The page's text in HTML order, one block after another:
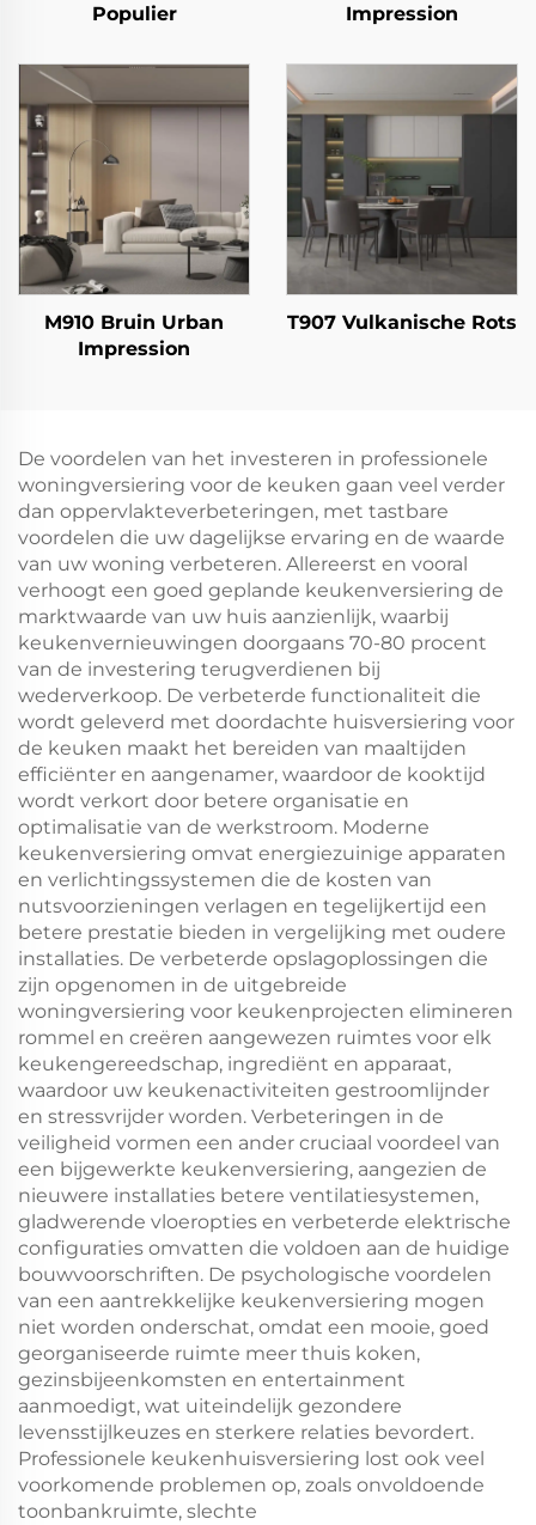
Populier
Impression
M910 Bruin Urban
Impression
T907 Vulkanische Rots
De voordelen van het investeren in professionele
woningversiering voor de keuken gaan veel verder
dan oppervlakteverbeteringen, met tastbare
voordelen die uw dagelijkse ervaring en de waarde
van uw woning verbeteren. Allereerst en vooral
verhoogt een goed geplande keukenversiering de
marktwaarde van uw huis aanzienlijk, waarbij
keukenvernieuwingen doorgaans 70-80 procent
van de investering terugverdienen bij
wederverkoop. De verbeterde functionaliteit die
wordt geleverd met doordachte huisversiering voor
de keuken maakt het bereiden van maaltijden
efficiënter en aangenamer, waardoor de kooktijd
wordt verkort door betere organisatie en
optimalisatie van de werkstroom. Moderne
keukenversiering omvat energiezuinige apparaten
en verlichtingssystemen die de kosten van
nutsvoorzieningen verlagen en tegelijkertijd een
betere prestatie bieden in vergelijking met oudere
installaties. De verbeterde opslagoplossingen die
zijn opgenomen in de uitgebreide
woningversiering voor keukenprojecten elimineren
rommel en creëren aangewezen ruimtes voor elk
keukengereedschap, ingrediënt en apparaat,
waardoor uw keukenactiviteiten gestroomlijnder
en stressvrijder worden. Verbeteringen in de
veiligheid vormen een ander cruciaal voordeel van
een bijgewerkte keukenversiering, aangezien de
nieuwere installaties betere ventilatiesystemen,
gladwerende vloeropties en verbeterde elektrische
configuraties omvatten die voldoen aan de huidige
bouwvoorschriften. De psychologische voordelen
van een aantrekkelijke keukenversiering mogen
niet worden onderschat, omdat een mooie, goed
georganiseerde ruimte meer thuis koken,
gezinsbijeenkomsten en entertainment
aanmoedigt, wat uiteindelijk gezondere
levensstijlkeuzes en sterkere relaties bevordert.
Professionele keukenhuisversiering lost ook veel
voorkomende problemen op, zoals onvoldoende
toonbankruimte, slechte